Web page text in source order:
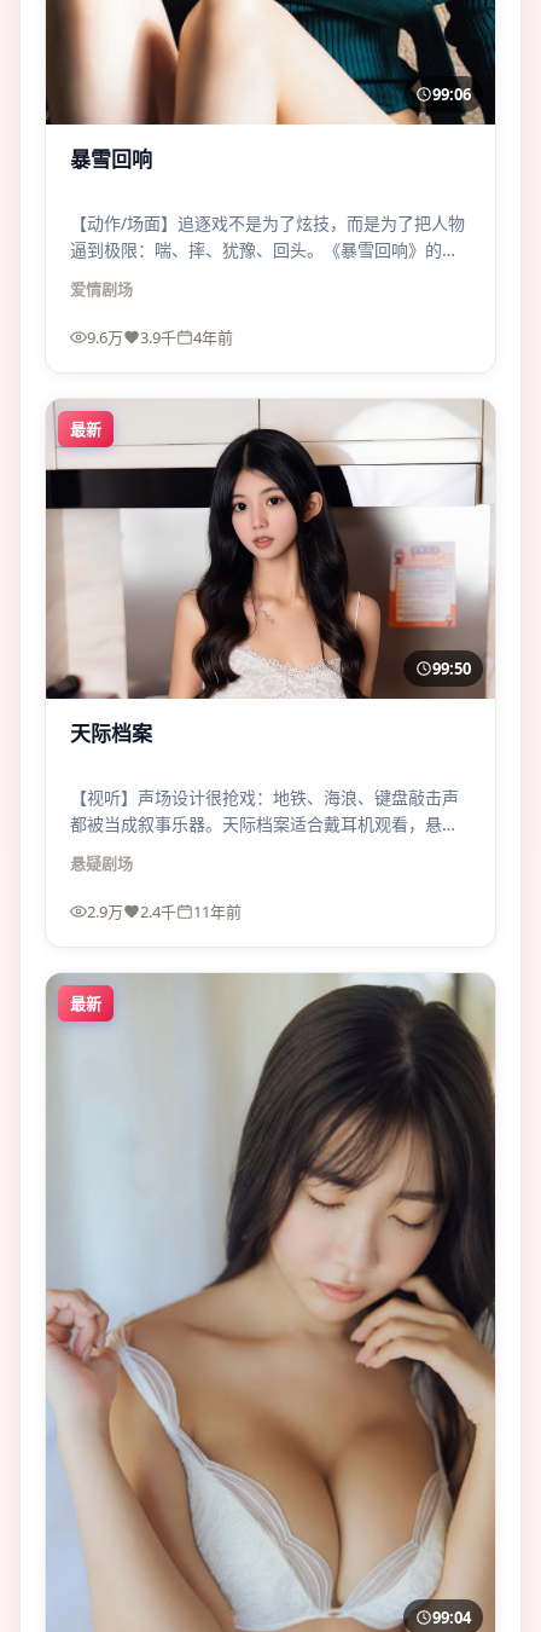
99:06
暴雪回响
【动作/场面】追逐戏不是为了炫技，而是为了把人物
逼到极限：喘、摔、犹豫、回头。《暴雪回响》的爱
情场面有痛感。
爱情剧场
9.6万 3.9千 4年前
最新
99:50
天际档案
【视听】声场设计很抢戏：地铁、海浪、键盘敲击声
都被当成叙事乐器。天际档案适合戴耳机观看，悬疑
张力会翻倍。
悬疑剧场
2.9万 2.4千 11年前
最新
99:04